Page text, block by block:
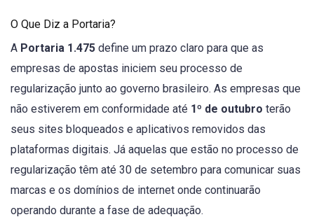
O Que Diz a Portaria?
A Portaria 1.475 define um prazo claro para que as
empresas de apostas iniciem seu processo de
regularização junto ao governo brasileiro. As empresas que
não estiverem em conformidade até 1º de outubro terão
seus sites bloqueados e aplicativos removidos das
plataformas digitais. Já aquelas que estão no processo de
regularização têm até 30 de setembro para comunicar suas
marcas e os domínios de internet onde continuarão
operando durante a fase de adequação.